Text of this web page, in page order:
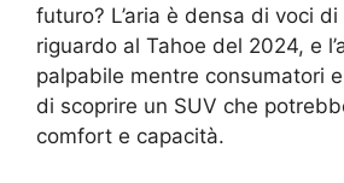
futuro? L’aria è densa di voci
riguardo al Tahoe del 2024, e
palpabile mentre consumatori
di scoprire un SUV che
comfort e capacità.